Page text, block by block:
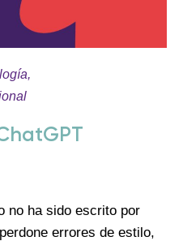
,
no ha sido escrito por
errores de estilo,